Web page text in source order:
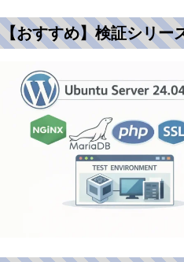
【おすすめ】検証シリー